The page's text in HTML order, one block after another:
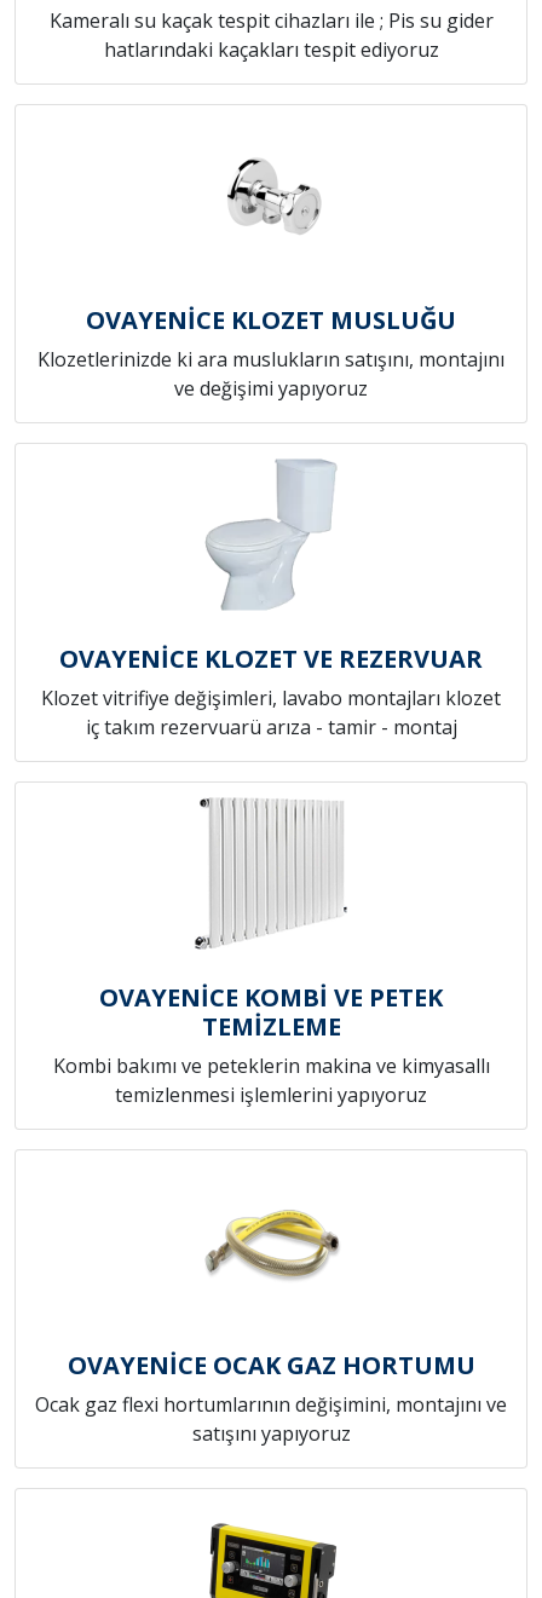
Kameralı su kaçak tespit cihazları ile ; Pis su gider
hatlarındaki kaçakları tespit ediyoruz
OVAYENİCE KLOZET MUSLUĞU
Klozetlerinizde ki ara muslukların satışını, montajını
ve değişimi yapıyoruz
OVAYENİCE KLOZET VE REZERVUAR
Klozet vitrifiye değişimleri, lavabo montajları klozet
iç takım rezervuarü arıza - tamir - montaj
OVAYENİCE KOMBİ VE PETEK
TEMİZLEME
Kombi bakımı ve peteklerin makina ve kimyasallı
temizlenmesi işlemlerini yapıyoruz
OVAYENİCE OCAK GAZ HORTUMU
Ocak gaz flexi hortumlarının değişimini, montajını ve
satışını yapıyoruz